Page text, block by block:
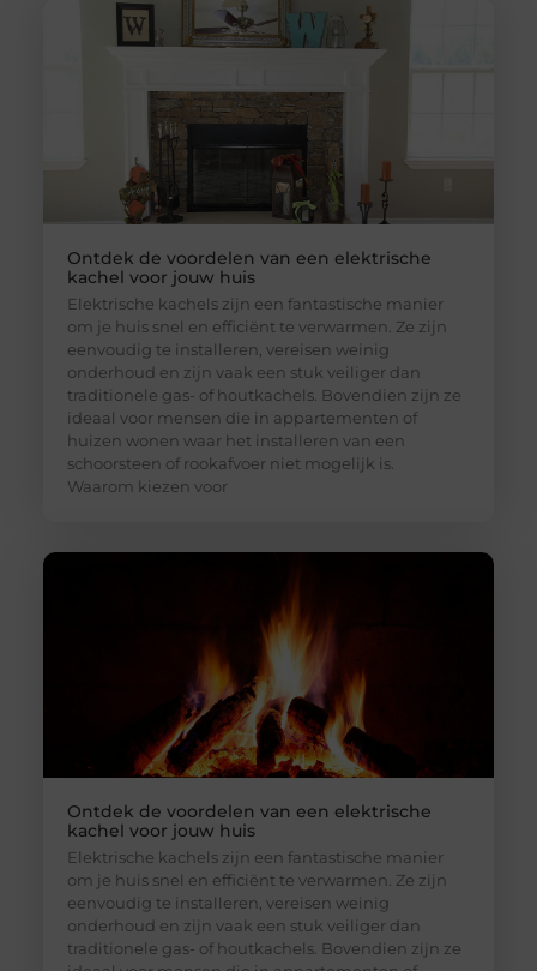
Ontdek de voordelen van een elektrische
kachel voor jouw huis
Elektrische kachels zijn een fantastische manier
om je huis snel en efficiënt te verwarmen. Ze zijn
eenvoudig te installeren, vereisen weinig
onderhoud en zijn vaak een stuk veiliger dan
traditionele gas- of houtkachels. Bovendien zijn ze
ideaal voor mensen die in appartementen of
huizen wonen waar het installeren van een
schoorsteen of rookafvoer niet mogelijk is.
Waarom kiezen voor
Ontdek de voordelen van een elektrische
kachel voor jouw huis
Elektrische kachels zijn een fantastische manier
om je huis snel en efficiënt te verwarmen. Ze zijn
eenvoudig te installeren, vereisen weinig
onderhoud en zijn vaak een stuk veiliger dan
traditionele gas- of houtkachels. Bovendien zijn ze